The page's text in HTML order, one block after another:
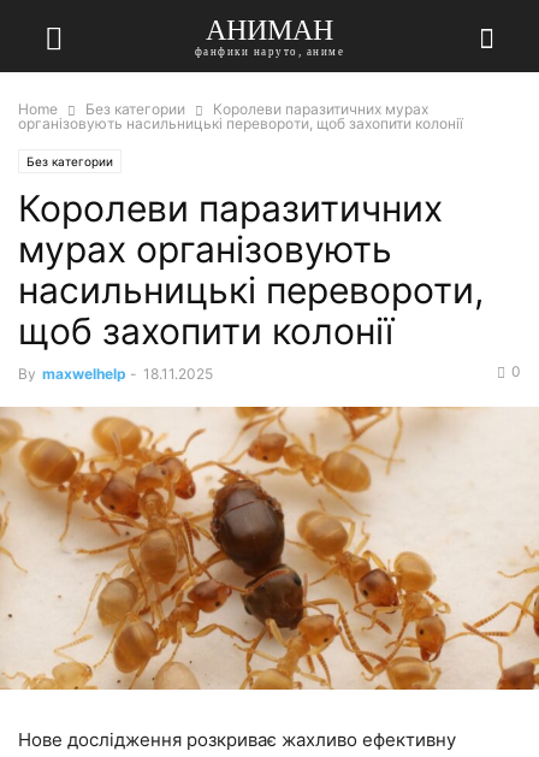
АНИМАН
фанфики наруто, аниме
Home Без категории
Королеви паразитичних мурах
організовують насильницькі перевороти, щоб захопити колонії
Без категории
Королеви паразитичних
мурах організовують
насильницькі перевороти,
щоб захопити колонії
By maxwelhelp - 18.11.2025 0
Нове дослідження розкриває жахливо ефективну